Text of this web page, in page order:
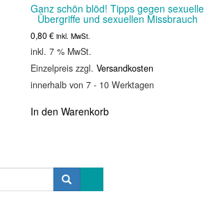
Ganz schön blöd! Tipps gegen sexuelle
Übergriffe und sexuellen Missbrauch
0,80 € inkl. MwSt.
inkl. 7 % MwSt.
Einzelpreis zzgl. Versandkosten
innerhalb von 7 - 10 Werktagen
In den Warenkorb